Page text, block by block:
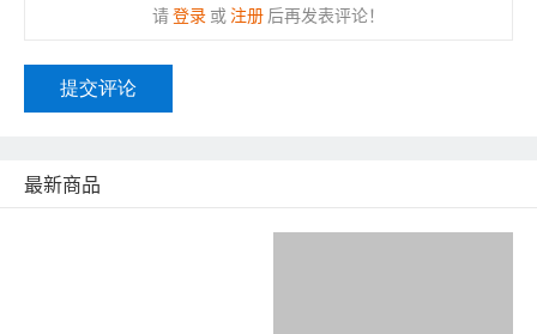
请登录 或 注册 后再发表评论！
提交评论
最新商品